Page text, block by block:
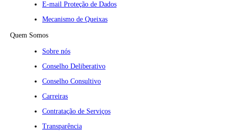
E-mail Proteção de Dados
Mecanismo de Queixas
Quem Somos
Sobre nós
Conselho Deliberativo
Conselho Consultivo
Carreiras
Contratação de Serviços
Transparência